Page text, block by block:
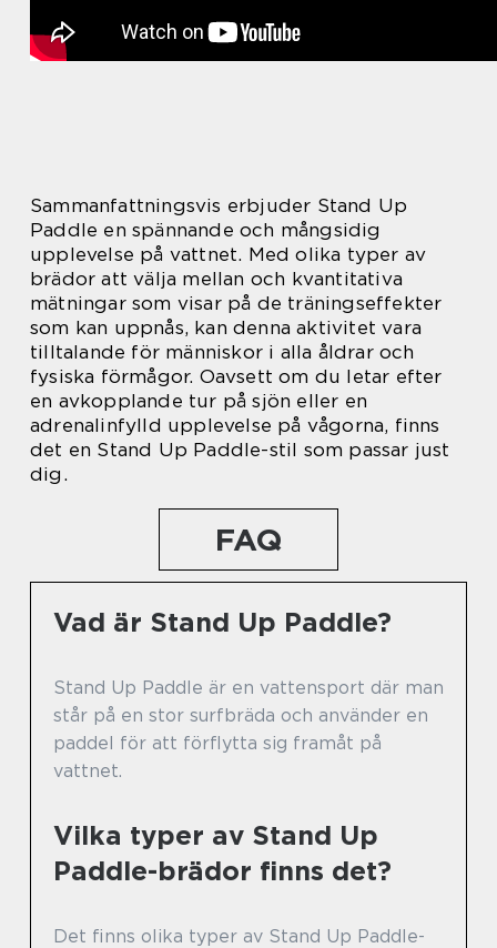
Sammanfattningsvis erbjuder Stand Up
Paddle en spännande och mångsidig
upplevelse på vattnet. Med olika typer av
brädor att välja mellan och kvantitativa
mätningar som visar på de träningseffekter
som kan uppnås, kan denna aktivitet vara
tilltalande för människor i alla åldrar och
fysiska förmågor. Oavsett om du letar efter
en avkopplande tur på sjön eller en
adrenalinfylld upplevelse på vågorna, finns
det en Stand Up Paddle-stil som passar just
dig.
FAQ
Vad är Stand Up Paddle?
Stand Up Paddle är en vattensport där man
står på en stor surfbräda och använder en
paddel för att förflytta sig framåt på
vattnet.
Vilka typer av Stand Up
Paddle-brädor finns det?
Det finns olika typer av Stand Up Paddle-